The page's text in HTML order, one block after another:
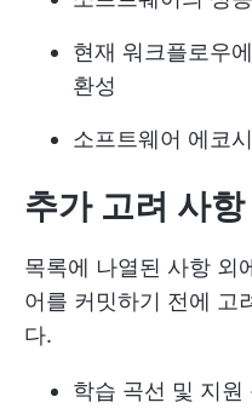
현재 워크플로우
환성
소프트웨어 에코
추가 고려 사항
목록에 나열된 사항 외
어를 커밋하기 전에 고
다.
학습 곡선 및 지원